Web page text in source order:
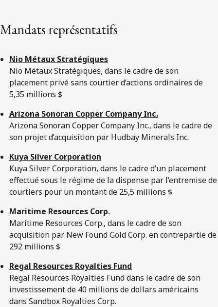
Mandats représentatifs
Nio Métaux Stratégiques
Nio Métaux Stratégiques, dans le cadre de son
placement privé sans courtier d’actions ordinaires de
5,35 millions $
Arizona Sonoran Copper Company Inc.
Arizona Sonoran Copper Company Inc., dans le cadre de
son projet d’acquisition par Hudbay Minerals Inc.
Kuya Silver Corporation
Kuya Silver Corporation, dans le cadre d’un placement
effectué sous le régime de la dispense par l’entremise de
courtiers pour un montant de 25,5 millions $
Maritime Resources Corp.
Maritime Resources Corp., dans le cadre de son
acquisition par New Found Gold Corp. en contrepartie de
292 millions $
Regal Resources Royalties Fund
Regal Resources Royalties Fund dans le cadre de son
investissement de 40 millions de dollars américains
dans Sandbox Royalties Corp.